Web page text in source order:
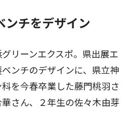
ンチをデザイン
リーンエクスポ。県出展エ
ンチのデザインに、県立神
を今春卒業した藤門桃羽さ
さん、２年生の佐々木由芽